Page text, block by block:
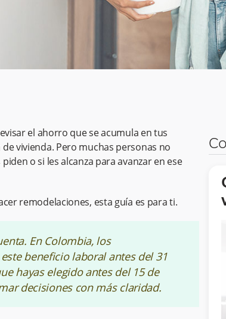
el ahorro que se acumula en tus
vivienda. Pero muchas personas no
o si les alcanza para avanzar en ese
remodelaciones, esta guía es para ti.
En Colombia, los
beneficio laboral antes del 31
hayas elegido antes del 15 de
decisiones con más claridad.